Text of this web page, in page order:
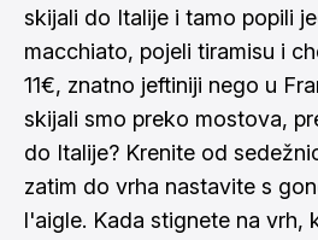
skijali do Italije i tamo popili
macchiato, pojeli tiramisu i
11€, znatno jeftiniji nego u
skijali smo preko mostova,
do Italije? Krenite od
zatim do vrha nastavite s
l'aigle. Kada stignete na vrh,